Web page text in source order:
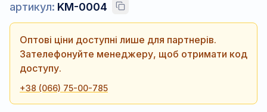
артикул: KM-0004
Оптові ціни доступні лише для партнерів.
Зателефонуйте менеджеру, щоб отримати код
доступу.
+38 (066) 75-00-785